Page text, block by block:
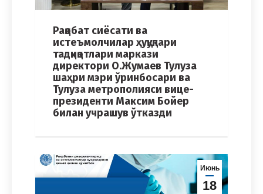
Рақобат сиёсати ва
истеъмолчилар ҳуқуқлари
тадқиқотлари маркази
директори О.Жумаев Тулуза
шаҳри мэри ўринбосари ва
Тулуза метрополияси вице-
президенти Максим Бойер
билан учрашув ўтказди
Июнь
18